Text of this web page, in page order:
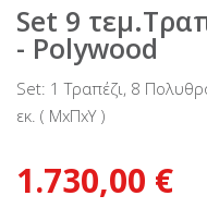
Set 9
- Polywood
Set: 1 Τραπέζι, 8
εκ. ( ΜxΠxΥ )
1.730,00 €